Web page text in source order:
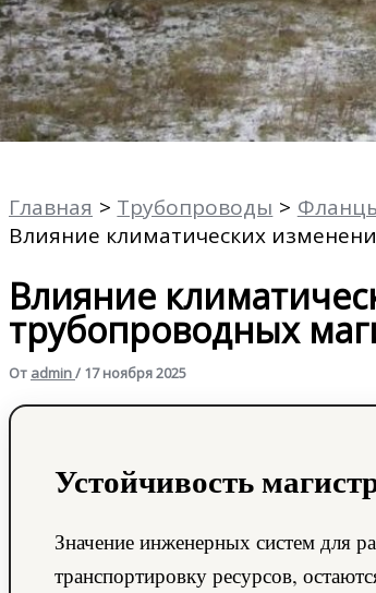
Главная Трубопроводы
Влияние климатических
Влияние
трубопроводных
От admin/ 17 ноября 2025
Устойчивость
Значение инженерных систем для
транспортировку ресурсов,